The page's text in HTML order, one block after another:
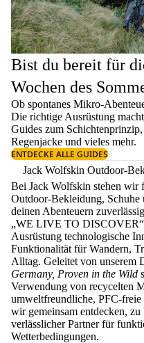
Bist du bereit für
Wochen des
Ob spontanes Mikro-
Die richtige Ausrüstung
Guides zum Schichtenprinzip
Regenjacke und vieles mehr.
ENTDECKE ALLE GUIDES
Jack Wolfskin Outdoor-
Bei Jack Wolfskin stehen wir
Outdoor-Bekleidung,
deinen Abenteuern
„WE LIVE TO DISCOVER“
Ausrüstung technologische
Funktionalität für Wandern,
Alltag. Geleitet von unserem
Germany, Proven in the Wild
Verwendung von recycelten
umweltfreundliche, PFC-
wir gemeinsam entdecken,
verlässlicher Partner für
Wetterbedingungen.